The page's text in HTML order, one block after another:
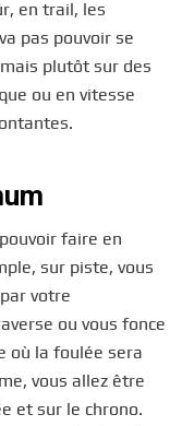
en trail, les
pas pouvoir se
plutôt sur des
ou en vitesse
faire en
sur piste, vous
votre
ou vous fonce
où la foulée sera
vous allez être
et sur le chrono.